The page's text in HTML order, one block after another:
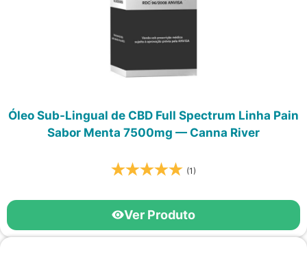
Óleo Sub-Lingual de CBD Full Spectrum Linha Pain
Sabor Menta 7500mg — Canna River
(1)
Ver Produto